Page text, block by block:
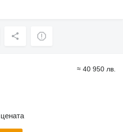
≈ 40 950 лв.